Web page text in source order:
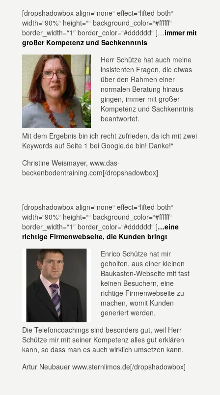
[dropshadowbox align=“none“ effect=“lifted-both“
width=“90%“ height=““ background_color=“#ffffff“
border_width=“1″ border_color=“#dddddd“ ]…immer mit
großer Kompetenz und Sachkenntnis
Herr Schütze hat auch meine
insistenten Fragen, die etwas
über den Rahmen einer
normalen Beratung hinaus
gingen, immer mit großer
Kompetenz und Sachkenntnis
beantwortet.
Mit dem Ergebnis bin ich recht zufrieden, da ich mit zwei
Keywords auf Seite 1 bei Google.de bin! Danke!“
Christine Weismayer, www.das-
beckenbodentraining.com[/dropshadowbox]
[dropshadowbox align=“none“ effect=“lifted-both“
width=“90%“ height=““ background_color=“#ffffff“
border_width=“1″ border_color=“#dddddd“ ]…eine
richtige Firmenwebseite, die Kunden bringt
Enrico Schütze hat mir
geholfen, aus einer kleinen
Baukasten-Webseite mit fast
keinen Besuchern, eine
richtige Firmenwebseite zu
machen, womit Kunden
generiert werden.
Die Telefoncoachings sind besonders gut, weil Herr
Schütze mir mit seiner Kompetenz alles gut erklären
kann, so dass man es auch wirklich umsetzen kann.
Artur Neubauer www.sternlimos.de[/dropshadowbox]